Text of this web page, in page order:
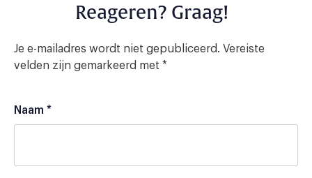
Reageren? Graag!
Je e-mailadres wordt niet gepubliceerd. Vereiste
velden zijn gemarkeerd met *
Naam *